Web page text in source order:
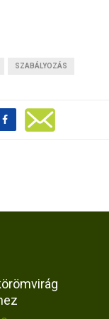
SZABÁLYOZÁS